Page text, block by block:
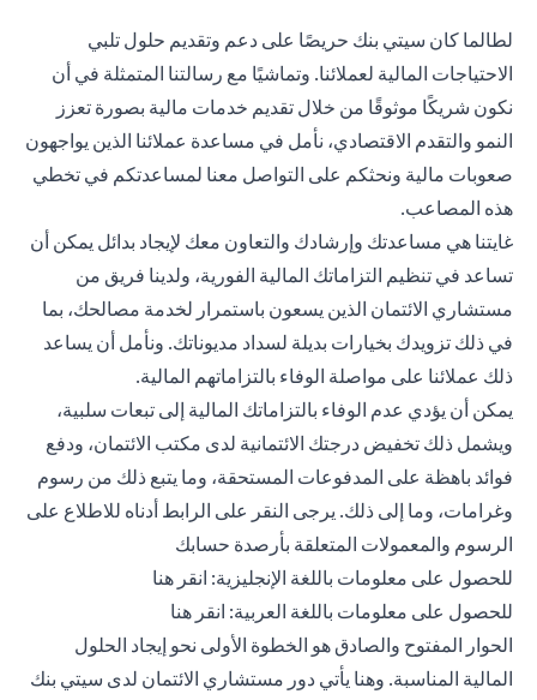
لطالما كان سيتي بنك حريصًا على دعم وتقديم حلول تلبي
الاحتياجات المالية لعملائنا. وتماشيًا مع رسالتنا المتمثلة في أن
نكون شريكًا موثوقًا من خلال تقديم خدمات مالية بصورة تعزز
النمو والتقدم الاقتصادي، نأمل في مساعدة عملائنا الذين يواجهون
صعوبات مالية ونحثكم على التواصل معنا لمساعدتكم في تخطي
هذه المصاعب.
غايتنا هي مساعدتك وإرشادك والتعاون معك لإيجاد بدائل يمكن أن
تساعد في تنظيم التزاماتك المالية الفورية، ولدينا فريق من
مستشاري الائتمان الذين يسعون باستمرار لخدمة مصالحك، بما
في ذلك تزويدك بخيارات بديلة لسداد مديوناتك. ونأمل أن يساعد
ذلك عملائنا على مواصلة الوفاء بالتزاماتهم المالية.
يمكن أن يؤدي عدم الوفاء بالتزاماتك المالية إلى تبعات سلبية،
ويشمل ذلك تخفيض درجتك الائتمانية لدى مكتب الائتمان، ودفع
فوائد باهظة على المدفوعات المستحقة، وما يتبع ذلك من رسوم
وغرامات، وما إلى ذلك. يرجى النقر على الرابط أدناه للاطلاع على
الرسوم والمعمولات المتعلقة بأرصدة حسابك
للحصول على معلومات باللغة الإنجليزية: انقر هنا
للحصول على معلومات باللغة العربية: انقر هنا
الحوار المفتوح والصادق هو الخطوة الأولى نحو إيجاد الحلول
المالية المناسبة. وهنا يأتي دور مستشاري الائتمان لدى سيتي بنك